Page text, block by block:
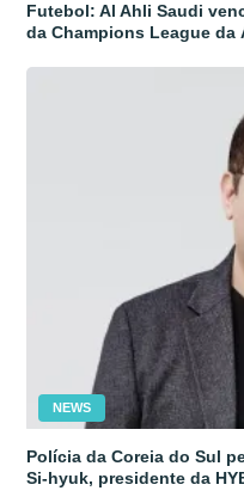
Futebol: Al Ahli Saudi
da Champions League da
NEWS
Polícia da Coreia do Sul
Si-hyuk, presidente da